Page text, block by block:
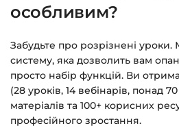
особливим?
Забудьте про розрізнені
систему, яка дозволить вам
просто набір функцій. Ви
(28 уроків, 14 вебінарів, понад
матеріалів та 100+ корисних
професійного зростання.